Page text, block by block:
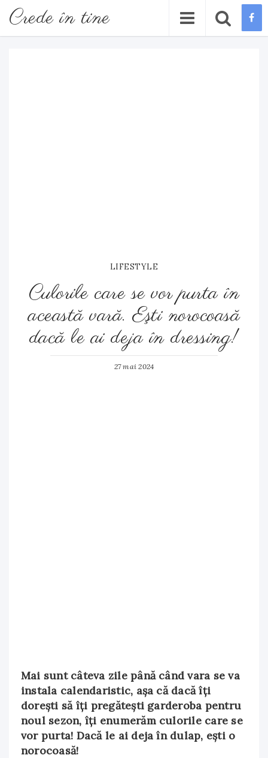
Crede în tine
LIFESTYLE
Culorile care se vor purta în
această vară. Eşti norocoasă
dacă le ai deja în dressing!
27 mai 2024
Mai sunt câteva zile până când vara se va
instala calendaristic, așa că dacă îți
dorești să îți pregătești garderoba pentru
noul sezon, îți enumerăm culorile care se
vor purta! Dacă le ai deja în dulap, ești o
norocoasă!